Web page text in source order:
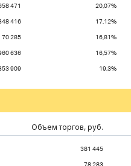
471 20,07%
416 17,12%
70 285 16,81%
636 16,57%
909 19,3%
Объем торгов, руб.
381 445
78 283